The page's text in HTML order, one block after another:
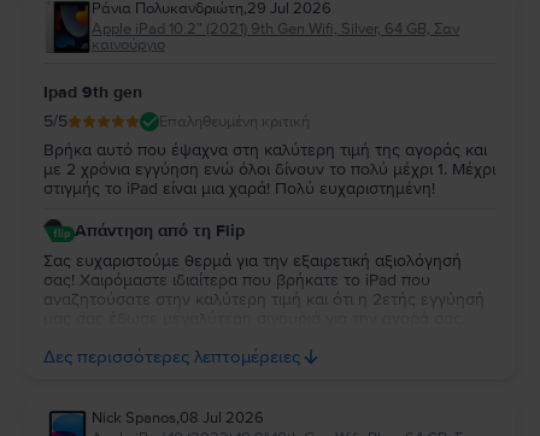
Ράνια Πολυκανδριώτη,29 Jul 2026
Apple iPad 10.2” (2021) 9th Gen Wifi, Silver, 64 GB, Σαν
καινούργιο
Ipad 9th gen
5/5 Επαληθευμένη κριτική
Βρήκα αυτό που έψαχνα στη καλύτερη τιμή της αγοράς και
με 2 χρόνια εγγύηση ενώ όλοι δίνουν το πολύ μέχρι 1. Μέχρι
στιγμής το iPad είναι μια χαρά! Πολύ ευχαριστημένη!
Απάντηση από τη Flip
Σας ευχαριστούμε θερμά για την εξαιρετική αξιολόγησή
σας! Χαιρόμαστε ιδιαίτερα που βρήκατε το iPad που
αναζητούσατε στην καλύτερη τιμή και ότι η 2ετής εγγύησή
να την απολαύσετε για πολύ καιρό.
Δες περισσότερες λεπτομέρειες
Nick Spanos,08 Jul 2026